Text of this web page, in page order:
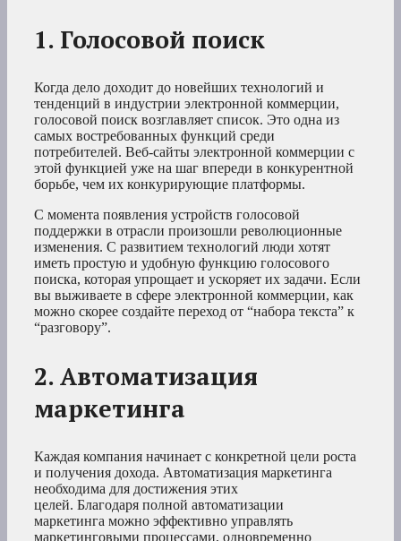
1. Голосовой поиск
Когда дело доходит до новейших технологий и
тенденций в индустрии электронной коммерции,
голосовой поиск возглавляет список. Это одна из
самых востребованных функций среди
потребителей. Веб-сайты электронной коммерции с
этой функцией уже на шаг впереди в конкурентной
борьбе, чем их конкурирующие платформы.
С момента появления устройств голосовой
поддержки в отрасли произошли революционные
изменения. С развитием технологий люди хотят
иметь простую и удобную функцию голосового
поиска, которая упрощает и ускоряет их задачи. Если
вы выживаете в сфере электронной коммерции, как
можно скорее создайте переход от “набора текста” к
“разговору”.
2. Автоматизация
маркетинга
Каждая компания начинает с конкретной цели роста
и получения дохода. Автоматизация маркетинга
необходима для достижения этих
целей. Благодаря полной автоматизации
маркетинга можно эффективно управлять
маркетинговыми процессами, одновременно